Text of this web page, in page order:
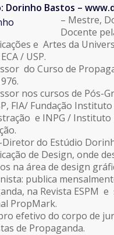
Dorinho Bastos –
– Mestre,
Docente
e Artes da
/ USP.
do Curso de
nos cursos de Pós-
FIA/ Fundação Instituto
e INPG / Instituto
Diretor do Estúdio
de Design, onde
na área de design
publica
na Revista ESPM
PropMark.
efetivo do corpo de
de Propaganda.